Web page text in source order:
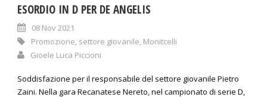
ESORDIO IN D PER DE ANGELIS
08 Nov 2021
Promozione, settore giovanile, Monitcelli
Gioele Luca Piccioni
Soddisfazione per il responsabile del settore giovanile Pietro
Zaini. Nella gara Recanatese Nereto, nel campionato di serie D,